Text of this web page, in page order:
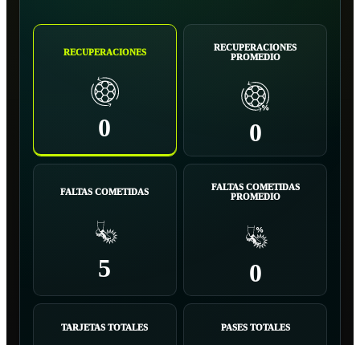
RECUPERACIONES
0
RECUPERACIONES
PROMEDIO
0
FALTAS COMETIDAS
5
FALTAS COMETIDAS
PROMEDIO
0
TARJETAS TOTALES PASES TOTALES